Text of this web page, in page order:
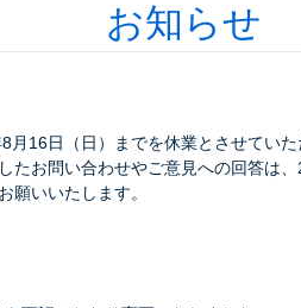
お知らせ
16日（日）までを休業とさせていた
たお問い合わせやご意見への回答は
願いいたします。